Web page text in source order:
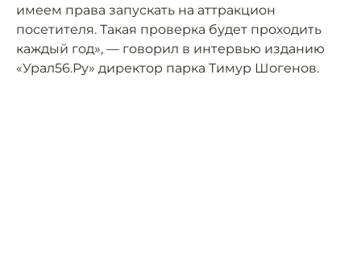
имеем права запускать на аттракцион
посетителя. Такая проверка будет проходить
каждый год», — говорил в интервью изданию
«Урал56.Ру» директор парка Тимур Шогенов.